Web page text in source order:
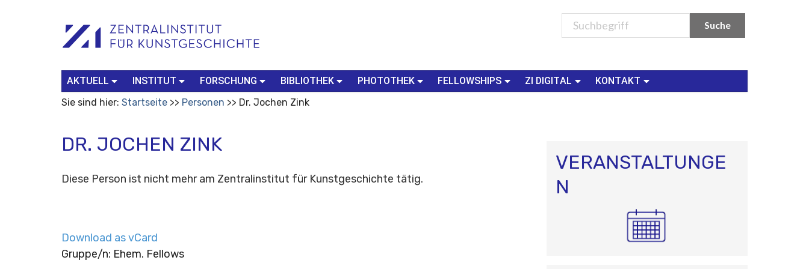
Werkzeuge
Search…
AKTUELL INSTITUT FORSCHUNG BIBLIOTHEK PHOTOTHEK FELLOWSHIPS ZI DIGITAL
KONTAKT
Sie sind hier: Startseite Personen Dr. Jochen Zink
DR. JOCHEN ZINK
Diese Person ist nicht mehr am Zentralinstitut für Kunstgeschichte tätig.
Download as vCard
Gruppe/n: Ehem. Fellows
VERANSTALTUNGE
N